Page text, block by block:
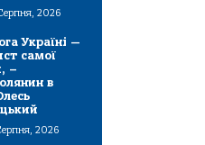
2026
Україні —
самої
–
в
2026